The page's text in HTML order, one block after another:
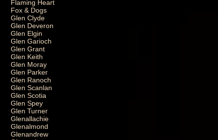
Flaming Heart
Fox & Dogs
Glen Clyde
Glen Deveron
Glen Elgin
Glen Garioch
Glen Grant
Glen Keith
Glen Moray
Glen Parker
Glen Ranoch
Glen Scanlan
Glen Scotia
Glen Spey
Glen Turner
Glenallachie
Glenalmond
Glenandrew